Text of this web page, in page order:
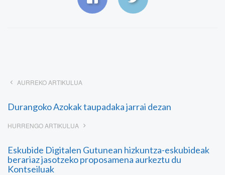
AURREKO ARTIKULUA
Durangoko Azokak taupadaka jarrai dezan
HURRENGO ARTIKULUA
Eskubide Digitalen Gutunean hizkuntza-eskubideak
berariaz jasotzeko proposamena aurkeztu du
Kontseiluak